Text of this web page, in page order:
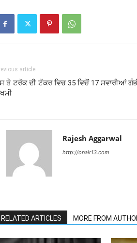
article
ਤੇ ਟਰੱਕ ਦੀ ਟੱਕਰ ਵਿਚ 35 ਵਿਚੋਂ 17 ਸਵਾਰੀਆਂ
Rajesh Aggarwal
http://onair13.com
RELATED ARTICLES MORE FROM